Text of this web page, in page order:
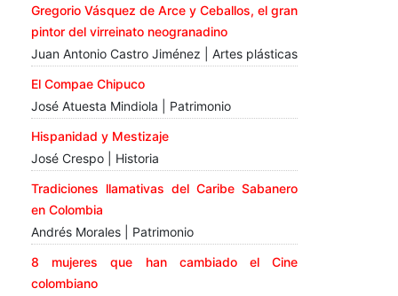
Gregorio Vásquez de Arce y Ceballos, el gran
pintor del virreinato neogranadino
Juan Antonio Castro Jiménez | Artes plásticas
El Compae Chipuco
José Atuesta Mindiola | Patrimonio
Hispanidad y Mestizaje
José Crespo | Historia
Tradiciones llamativas del Caribe Sabanero
en Colombia
Andrés Morales | Patrimonio
8 mujeres que han cambiado el Cine
colombiano